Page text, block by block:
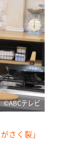
©ABCテレビ
さく裂」